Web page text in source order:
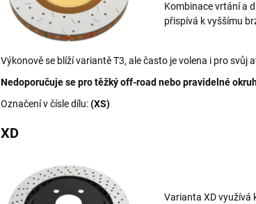
Kombinace vrtání a
přispívá k vyššímu
Výkonově se blíží variantě T3, ale často je volena i pro svůj
Nedoporučuje se pro těžký off-road nebo pravidelné
Označení v čísle dílu:(XS)
XD
Varianta XD využívá